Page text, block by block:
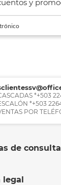
y
*+503
*+503
POR
de consulta
legal